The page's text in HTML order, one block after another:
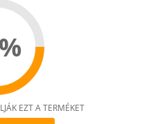
EZT A TERMÉKET